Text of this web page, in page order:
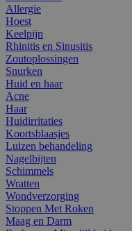
Allergie
Hoest
Keelpijn
Rhinitis en Sinusitis
Zoutoplossingen
Snurken
Huid en haar
Acne
Haar
Huidirritaties
Koortsblaasjes
Luizen behandeling
Nagelbijten
Schimmels
Wratten
Wondverzorging
Stoppen Met Roken
Maag en Darm